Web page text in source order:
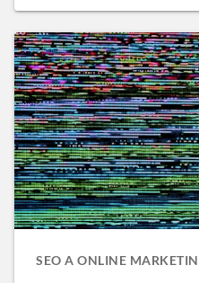
SEO A ONLINE